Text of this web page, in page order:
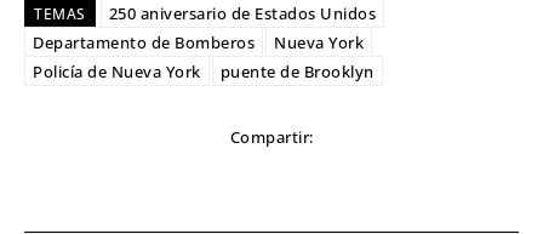
TEMAS
250 aniversario de Estados Unidos
Departamento de Bomberos
Nueva York
Policía de Nueva York
puente de Brooklyn
Compartir: